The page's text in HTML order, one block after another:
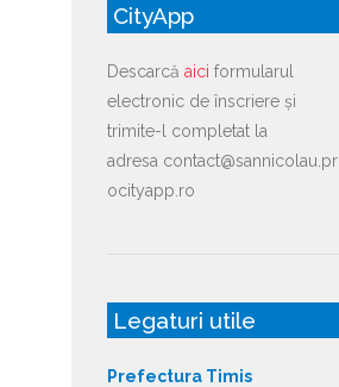
CityApp
Descarcă aici formularul
electronic de înscriere și
trimite-l completat la
adresa contact@sannicolau.pr
ocityapp.ro
Legaturi utile
Prefectura Timis